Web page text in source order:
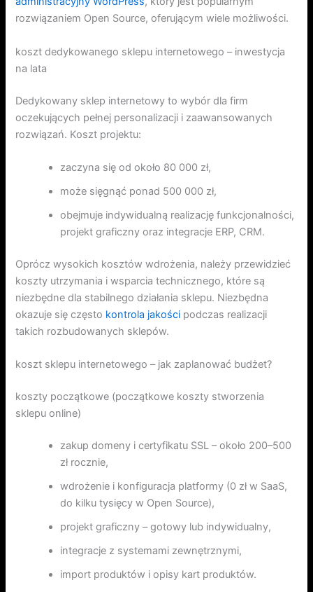
rozwiązaniem Open Source, oferującym wiele możliwości.
koszt dedykowanego sklepu internetowego – inwestycja
na lata
Dedykowany sklep internetowy to wybór dla firm
oczekujących pełnej personalizacji i zaawansowanych
rozwiązań. Koszt projektu:
zaczyna się od około 80 000 zł,
może sięgnąć ponad 500 000 zł,
obejmuje indywidualną realizację funkcjonalności,
projekt graficzny oraz integracje ERP, CRM.
Oprócz wysokich kosztów wdrożenia, należy przewidzieć
koszty utrzymania i wsparcia technicznego, które są
niezbędne dla stabilnego działania sklepu. Niezbędna
okazuje się często kontrola jakości podczas realizacji
takich rozbudowanych sklepów.
koszt sklepu internetowego – jak zaplanować budżet?
koszty początkowe (początkowe koszty stworzenia
sklepu online)
zakup domeny i certyfikatu SSL – około 200–500
zł rocznie,
wdrożenie i konfiguracja platformy (0 zł w SaaS,
do kilku tysięcy w Open Source),
projekt graficzny – gotowy lub indywidualny,
integracje z systemami zewnętrznymi,
import produktów i opisy kart produktów.